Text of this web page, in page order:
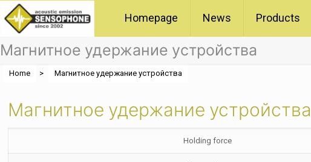
Homepage News Products
Магнитное удержание устройства
Home > Магнитное удержание устройства
Магнитное удержание устройства
Holding force